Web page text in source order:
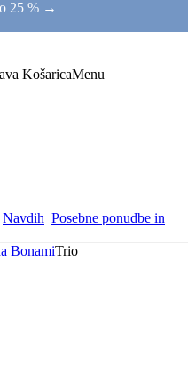
25 % →
KošaricaMenu
Navdih Posebne ponudbe in
BonamiTrio